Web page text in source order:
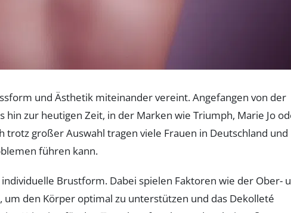
und Ästhetik miteinander vereint. Angefangen von der
zur heutigen Zeit, in der Marken wie Triumph, Marie Jo
trotz großer Auswahl tragen viele Frauen in Deutschland und
führen kann.
Brustform. Dabei spielen Faktoren wie der Ober-
den Körper optimal zu unterstützen und das Dekolleté